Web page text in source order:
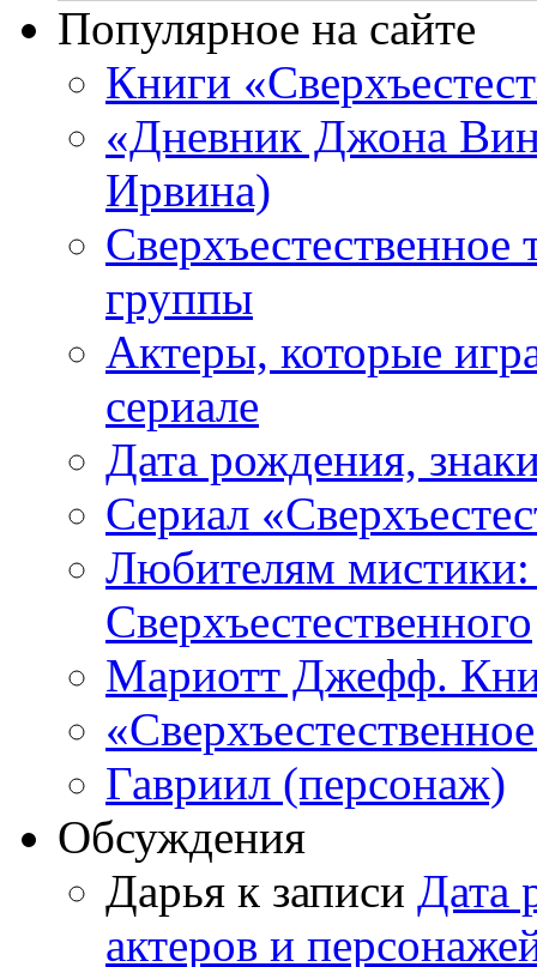
Популярное на сайте
Книги
«Дневник Джона
Ирвина)
Сверхъестественное
группы
Актеры, которые
сериале
Дата рождения,
Сериал
Любителям
Сверхъестественного
Мариотт Джефф.
Гавриил (персонаж)
Обсуждения
Дарья к записи Дата
актеров и